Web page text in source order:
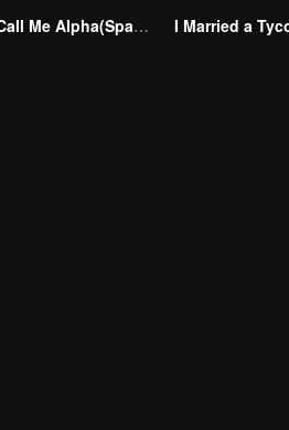
Call Me Alpha(Spanish Ver.)